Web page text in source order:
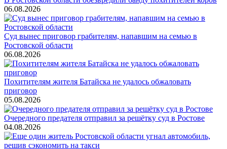
06.08.2026
Суд вынес приговор грабителям, напавшим на семью в
Ростовской области
06.08.2026
Похитителям жителя Батайска не удалось обжаловать
приговор
05.08.2026
Очередного предателя отправил за решётку суд в Ростове
04.08.2026